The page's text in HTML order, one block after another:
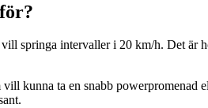
springa intervaller i 20 km/h. Det
kunna ta en snabb